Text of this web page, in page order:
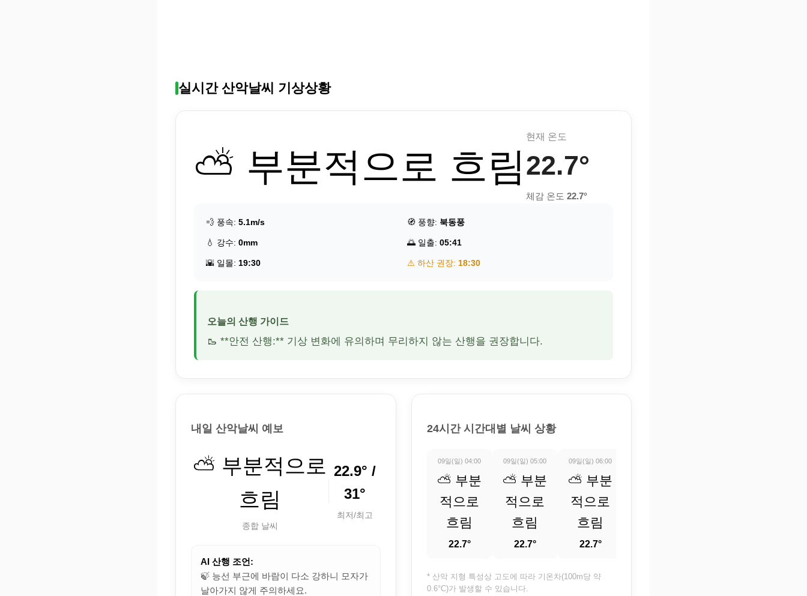
실시간 산악날씨 기상상황
⛅ 부분적으로 흐림
현재 온도
22.7°
체감 온도 22.7°
💨 풍속: 5.1m/s 🧭 풍향: 북동풍
💧 강수: 0mm 🌅 일출: 05:41
🌇 일몰: 19:30 ⚠️ 하산 권장: 18:30
오늘의 산행 가이드
🥾 **안전 산행:** 기상 변화에 유의하며 무리하지 않는 산행을 권장합니다.
내일 산악날씨 예보
⛅ 부분적으로
흐림
종합 날씨
22.9° /
31°
최저/최고
AI 산행 조언:
🍃 능선 부근에 바람이 다소 강하니 모자가
날아가지 않게 주의하세요.
24시간 시간대별 날씨 상황
09일(일) 04:00
⛅ 부분
적으로
흐림
22.7°
09일(일) 05:00
⛅ 부분
적으로
흐림
22.7°
09일(일) 06:00
⛅ 부분
적으로
흐림
22.7°
* 산악 지형 특성상 고도에 따라 기온차(100m당 약
0.6°C)가 발생할 수 있습니다.